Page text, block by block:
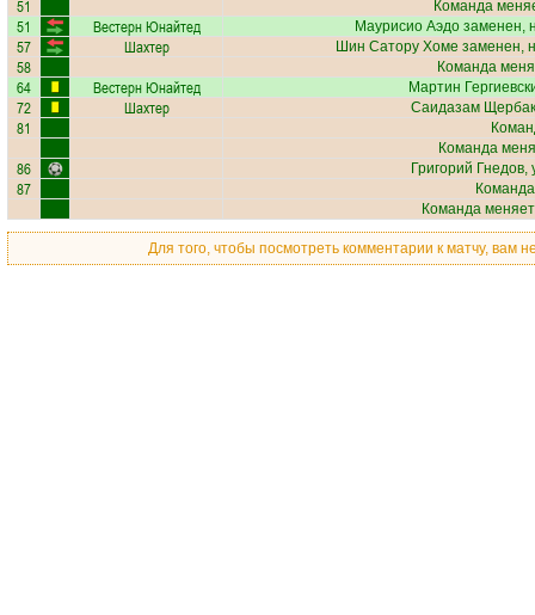
51 Команда
51 Вестерн Юнайтед Маурисио Аэдозаменен,
57 Шахтер Шин Сатору Хоме заменен,
58 Команда
64 Вестерн Юнайтед Мартин
72 Шахтер Саидазам Щербак
81
Команда
86 Григорий Гнедов,
87
Команда
Для того, чтобы посмотреть комментарии к матчу, вам